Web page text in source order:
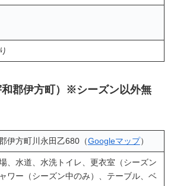
郡伊方町）※シーズン以外無
伊方町川永田乙680（Googleマップ）
、水道、水洗トイレ、更衣室（シーズン
ワー（シーズン中のみ）、テーブル、ベ